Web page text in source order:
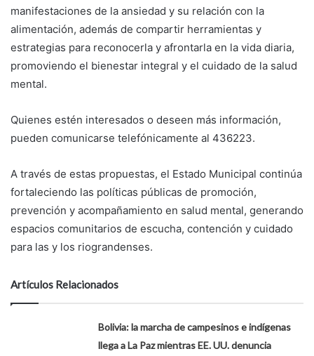
manifestaciones de la ansiedad y su relación con la
alimentación, además de compartir herramientas y
estrategias para reconocerla y afrontarla en la vida diaria,
promoviendo el bienestar integral y el cuidado de la salud
mental.
Quienes estén interesados o deseen más información,
pueden comunicarse telefónicamente al 436223.
A través de estas propuestas, el Estado Municipal continúa
fortaleciendo las políticas públicas de promoción,
prevención y acompañamiento en salud mental, generando
espacios comunitarios de escucha, contención y cuidado
para las y los riograndenses.
Artículos Relacionados
Bolivia: la marcha de campesinos e indígenas
llega a La Paz mientras EE. UU. denuncia